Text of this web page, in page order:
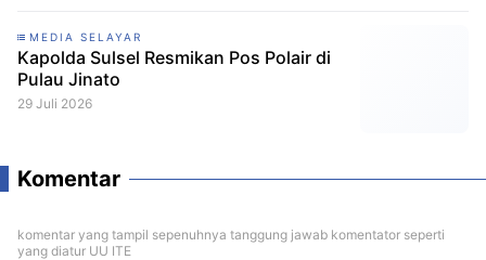
MEDIA SELAYAR
Kapolda Sulsel Resmikan Pos Polair di
Pulau Jinato
29 Juli 2026
Komentar
komentar yang tampil sepenuhnya tanggung jawab komentator seperti
yang diatur UU ITE